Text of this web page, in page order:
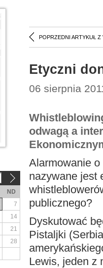
POPRZEDNI ARTYKUŁ Z
Etyczni
06 sierpnia
odwagą a
Alarmowanie
nazywane jest
publicznego?
Dyskutować
Pistaljki
Lewis, jeden z
ND
7
14
21
28